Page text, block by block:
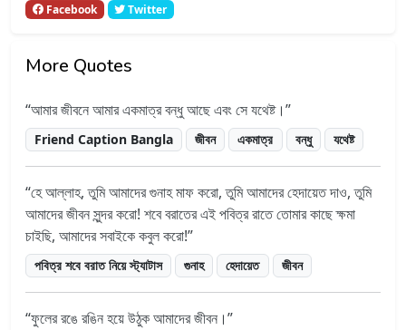
Facebook Twitter
More Quotes
আমার জীবনে আমার একমাত্র বন্ধু আছে এবং সে যথেষ্ট।
Friend Caption Bangla জীবন একমাত্র বন্ধু যথেষ্ট
হে আল্লাহ, তুমি আমাদের গুনাহ মাফ করো, তুমি আমাদের হেদায়েত দাও, তুমি
আমাদের জীবন সুন্দর করো! শবে বরাতের এই পবিত্র রাতে তোমার কাছে ক্ষমা
চাইছি, আমাদের সবাইকে কবুল করো!
পবিত্র শবে বরাত নিয়ে স্ট্যাটাস গুনাহ হেদায়েত জীবন
ফুলের রঙে রঙিন হয়ে উঠুক আমাদের জীবন।